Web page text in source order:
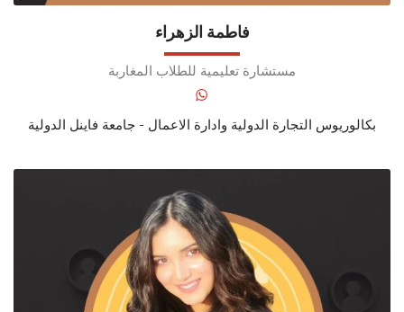
فاطمة الزهراء
مستشارة تعليمية للطلاب المغاربة
بكالوريوس التجارة الدولية وادارة الاعمال - جامعة فاينل الدولية